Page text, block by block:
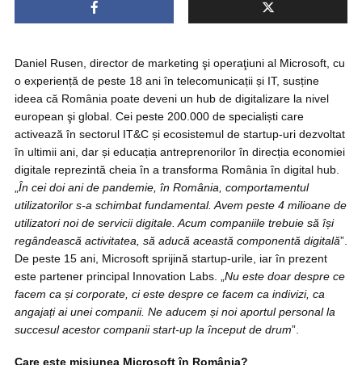
Daniel Rusen, director de marketing şi operaţiuni al Microsoft, cu
o experiență de peste 18 ani în telecomunicații și IT, susține
ideea că România poate deveni un hub de digitalizare la nivel
european şi global. Cei peste 200.000 de specialiști care
activează în sectorul IT&C și ecosistemul de startup-uri dezvoltat
în ultimii ani, dar și educația antreprenorilor în direcția economiei
digitale reprezintă cheia în a transforma România în digital hub.
În cei doi ani de pandemie, în România, comportamentul
utilizatorilor s-a schimbat fundamental. Avem peste 4 milioane de
utilizatori noi de servicii digitale. Acum companiile trebuie să își
regândească activitatea, să aducă această componentă digitală”.
De peste 15 ani, Microsoft sprijină startup-urile, iar în prezent
este partener principal Innovation Labs. „ Nu este doar despre ce
facem ca și corporate, ci este despre ce facem ca indivizi, ca
angajați ai unei companii. Ne aducem și noi aportul personal la
succesul acestor companii start-up la început de drum”.
Care este misiunea Microsoft în România?